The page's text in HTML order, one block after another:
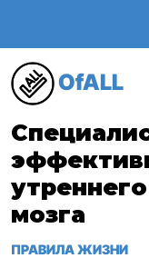
OfALL
мозга
ПРАВИЛА ЖИЗНИ